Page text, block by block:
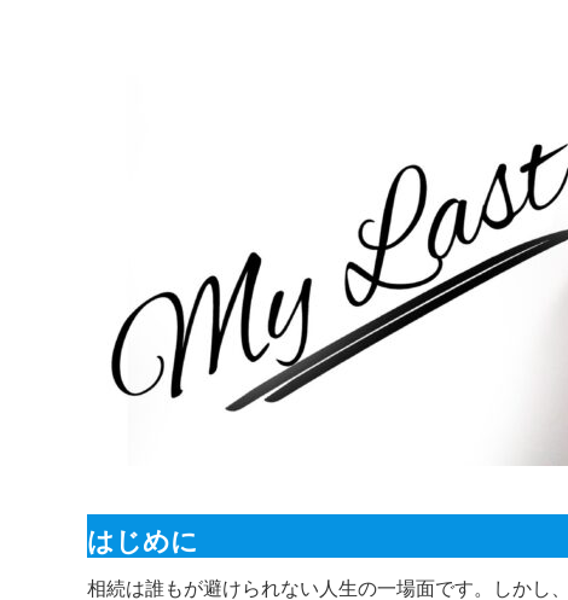
はじめに
相続は誰もが避けられない人生の一場面です。しかし